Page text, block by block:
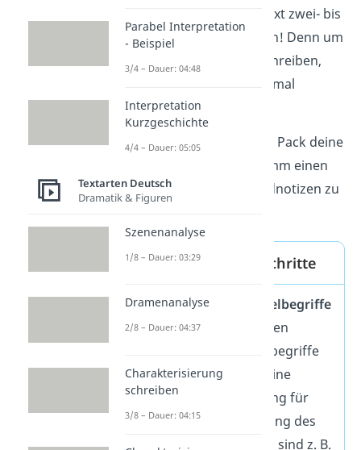
beginnst, lies dir den Text zwei- bis
dreimal sorgfältig durch! Denn um
eine gute Analyse zu schreiben,
musst du den Text erst mal
verstehen.
Tipp:Jetzt wird es bunt: Pack deine
Textmarker aus und nimm einen
Stift zur Hand, um Randnotizen zu
Checkliste: Erste Schritte
Markiere
Schlüsselbegriffe
in unterschiedlichen
Farben. Schlüsselbegriffe
sind Wörter, die eine
wichtige Bedeutung für
den Zusammenhang des
Textes haben. Das sind z. B.
Parabel Interpretation
- Beispiel
3/4 – Dauer: 04:48
Interpretation
Kurzgeschichte
4/4 – Dauer: 05:05
Textarten Deutsch
Dramatik & Figuren
Szenenanalyse
1/8 – Dauer: 03:29
Dramenanalyse
2/8 – Dauer: 04:37
Charakterisierung
schreiben
3/8 – Dauer: 04:15